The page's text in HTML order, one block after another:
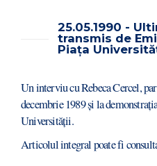
25.05.1990 -
transmis de
Piața
Un interviu cu Rebeca Cercel,
decembrie 1989 și la
Universității.
Articolul integral poate fi